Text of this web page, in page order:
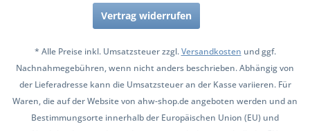
Vertrag widerrufen
* Alle Preise inkl. Umsatzsteuer zzgl.Versandkosten und ggf.
Nachnahmegebühren, wenn nicht anders beschrieben. Abhängig von
der Lieferadresse kann die Umsatzsteuer an der Kasse variieren. Für
Waren, die auf der Website von ahw-shop.de angeboten werden und an
Bestimmungsorte innerhalb der Europäischen Union (EU) und